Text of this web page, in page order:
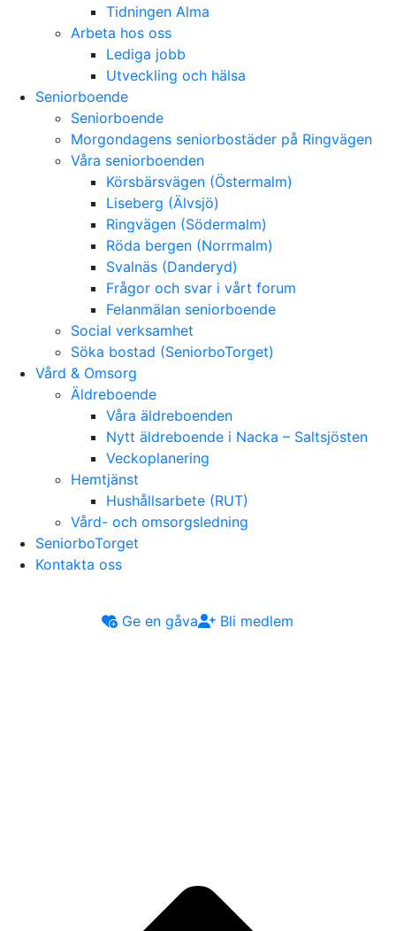
Tidningen Alma
Arbeta hos oss
Lediga jobb
Utveckling och hälsa
Seniorboende
Seniorboende
Morgondagens seniorbostäder på Ringvägen
Våra seniorboenden
Körsbärsvägen (Östermalm)
Liseberg (Älvsjö)
Ringvägen (Södermalm)
Röda bergen (Norrmalm)
Svalnäs (Danderyd)
Frågor och svar i vårt forum
Felanmälan seniorboende
Social verksamhet
Söka bostad (SeniorboTorget)
Vård & Omsorg
Äldreboende
Våra äldreboenden
Nytt äldreboende i Nacka – Saltsjösten
Veckoplanering
Hemtjänst
Hushållsarbete (RUT)
Vård- och omsorgsledning
SeniorboTorget
Kontakta oss
Ge en gåva Bli medlem